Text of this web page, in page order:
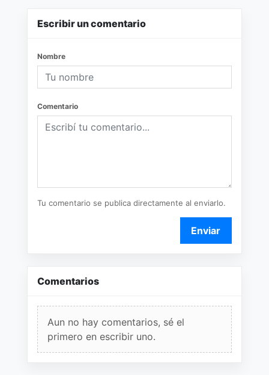
Escribir un comentario
Nombre
Comentario
Tu comentario se publica directamente al enviarlo.
Enviar
Comentarios
Aun no hay comentarios, sé el
primero en escribir uno.